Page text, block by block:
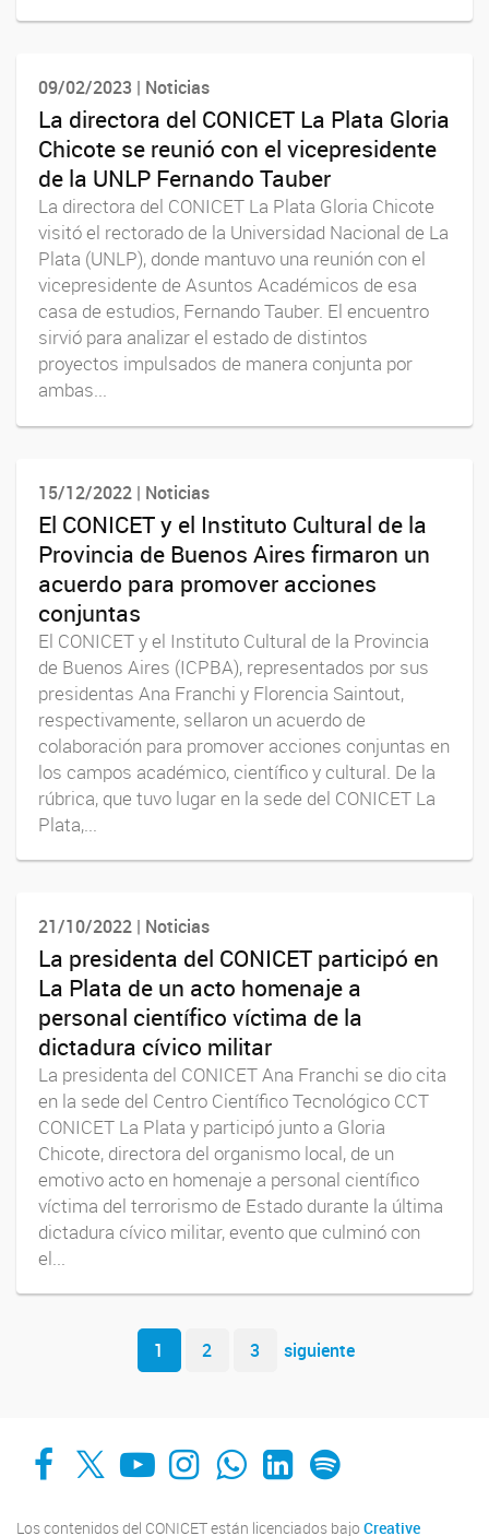
09/02/2023 | Noticias
La directora del CONICET La Plata Gloria
Chicote se reunió con el vicepresidente
de la UNLP Fernando Tauber
La directora del CONICET La Plata Gloria Chicote
visitó el rectorado de la Universidad Nacional de La
Plata (UNLP), donde mantuvo una reunión con el
vicepresidente de Asuntos Académicos de esa
casa de estudios, Fernando Tauber. El encuentro
sirvió para analizar el estado de distintos
proyectos impulsados de manera conjunta por
ambas...
15/12/2022 | Noticias
El CONICET y el Instituto Cultural de la
Provincia de Buenos Aires firmaron un
acuerdo para promover acciones
conjuntas
El CONICET y el Instituto Cultural de la Provincia
de Buenos Aires (ICPBA), representados por sus
presidentas Ana Franchi y Florencia Saintout,
respectivamente, sellaron un acuerdo de
colaboración para promover acciones conjuntas en
los campos académico, científico y cultural. De la
rúbrica, que tuvo lugar en la sede del CONICET La
Plata,...
21/10/2022 | Noticias
La presidenta del CONICET participó en
La Plata de un acto homenaje a
personal científico víctima de la
dictadura cívico militar
La presidenta del CONICET Ana Franchi se dio cita
en la sede del Centro Científico Tecnológico CCT
CONICET La Plata y participó junto a Gloria
Chicote, directora del organismo local, de un
emotivo acto en homenaje a personal científico
víctima del terrorismo de Estado durante la última
dictadura cívico militar, evento que culminó con
el...
Navegador de artículos
1 2 3 siguiente
Facebook
X YouTube
Instagram
Whats AppLinkedIn
Spotify
Los contenidos del CONICET están licenciados bajo Creative